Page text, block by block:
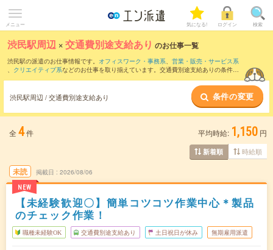
メニュー 気になる! ログイン 検索
渋民駅周辺 ×交通費別途支給あり のお仕事一覧
渋民駅の派遣のお仕事情報です。 オフィスワーク・事務系、 営業・販売・サービス系
、 クリエイティブ系などのお仕事を取り揃えています。交通費別途支給ありの条件の
渋民駅周辺 / 交通費別途支給あり 条件の変更
全 4件 平均時給: 1,150 円
新着順 時給順
未読
NEW
掲載日 2026/08/06
【未経験歓迎〇】簡単コツコツ作業中心＊製品
のチェック作業！
職種未経験OK 交通費別途支給あり 土日祝日が休み 無期雇用派遣